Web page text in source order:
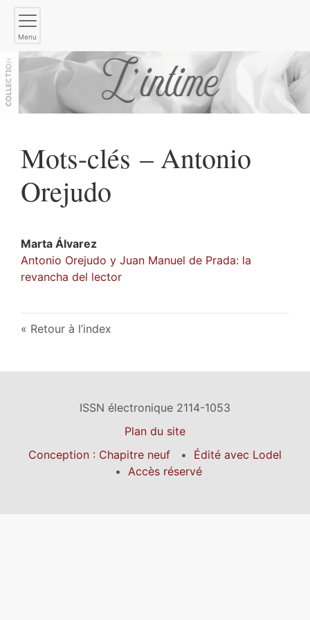
Menu
Mots-clés – Antonio
Orejudo
Marta Álvarez
Antonio Orejudo y Juan Manuel de Prada: la
revancha del lector
Retour à l’index
ISSN électronique 2114-1053
Plan du site
Conception : Chapitre neuf
Édité avec Lodel
Accès réservé